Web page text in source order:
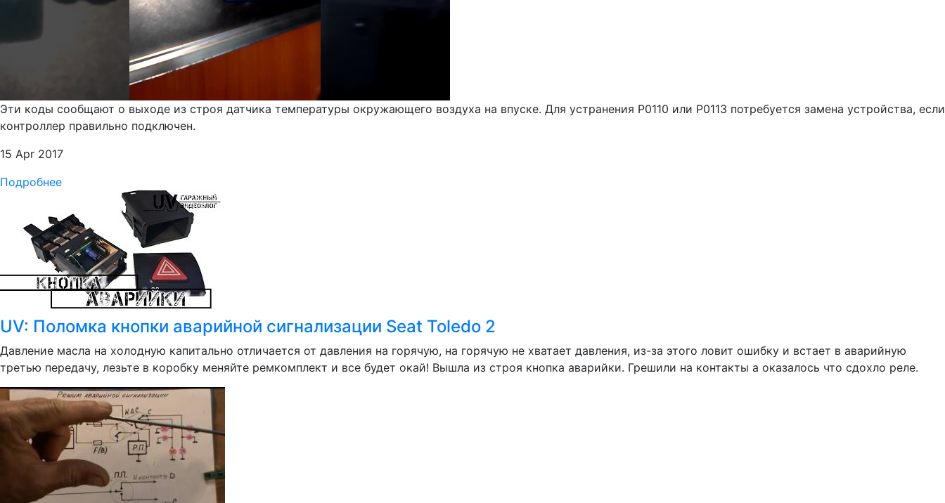
Эти коды сообщают о выходе из строя датчика температуры окружающего воздуха на впуске. Для устранения Р0110 или Р0113 потребуется замена устройства, если
контроллер правильно подключен.
15 Apr 2017
Подробнее
UV: Поломка кнопки аварийной сигнализации Seat Toledo 2
Давление масла на холодную капитально отличается от давления на горячую, на горячую не хватает давления, из-за этого ловит ошибку и встает в аварийную
третью передачу, лезьте в коробку меняйте ремкомплект и все будет окай! Вышла из строя кнопка аварийки. Грешили на контакты а оказалось что сдохло реле.